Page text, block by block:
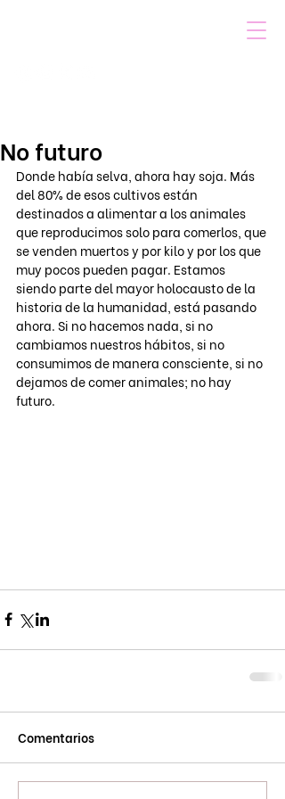
No futuro
Donde había selva, ahora hay soja. Más
del 80% de esos cultivos están
destinados a alimentar a los animales
que reproducimos solo para comerlos, que
se venden muertos y por kilo y por los que
muy pocos pueden pagar. Estamos
siendo parte del mayor holocausto de la
historia de la humanidad, está pasando
ahora. Si no hacemos nada, si no
cambiamos nuestros hábitos, si no
consumimos de manera consciente, si no
dejamos de comer animales; no hay
futuro.
Comentarios